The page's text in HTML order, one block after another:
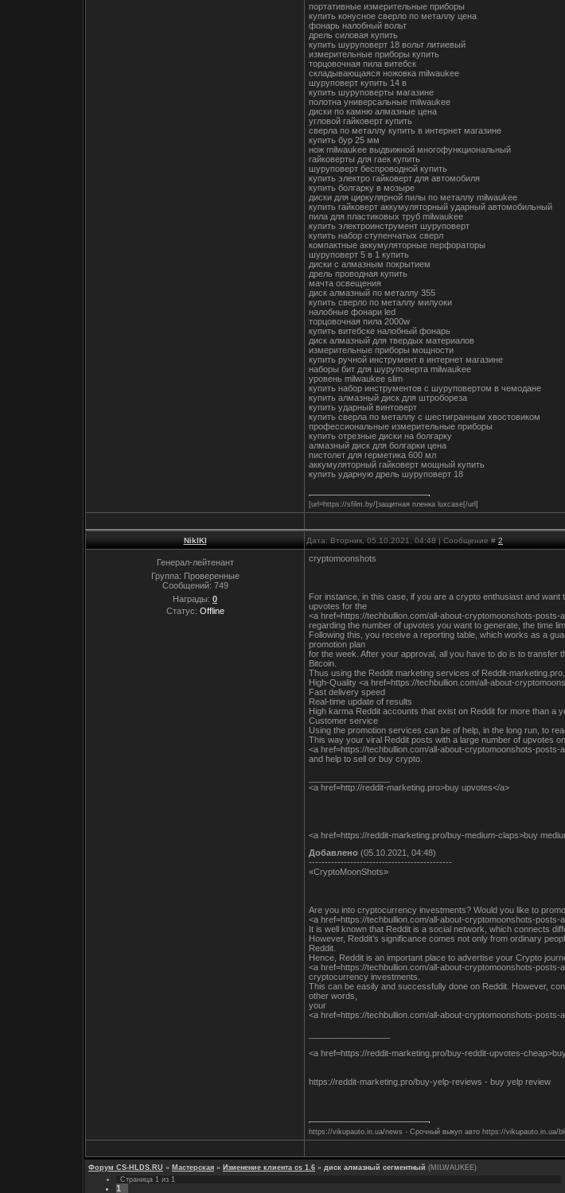
портативные измерительные приборы
купить конусное сверло по металлу цена
фонарь налобный вольт
дрель силовая купить
купить шуруповерт 18 вольт литиевый
измерительные приборы купить
торцовочная пила витебск
складывающаяся ножовка milwaukee
шуруповерт купить 14 в
купить шуруповерты магазине
полотна универсальные milwaukee
диски по камню алмазные цена
угловой гайковерт купить
сверла по металлу купить в интернет магазине
купить бур 25 мм
нож milwaukee выдвижной многофункциональный
гайковерты для гаек купить
шуруповерт беспроводной купить
купить электро гайковерт для автомобиля
купить болгарку в мозыре
диски для циркулярной пилы по металлу milwaukee
купить гайковерт аккумуляторный ударный автомобильный
пила для пластиковых труб milwaukee
купить электроинструмент шуруповерт
купить набор ступенчатых сверл
компактные аккумуляторные перфораторы
шуруповерт 5 в 1 купить
диски с алмазным покрытием
дрель проводная купить
мачта освещения
диск алмазный по металлу 355
купить сверло по металлу милуоки
налобные фонари led
торцовочная пила 2000w
купить витебске налобный фонарь
диск алмазный для твердых материалов
измерительные приборы мощности
купить ручной инструмент в интернет магазине
наборы бит для шуруповерта milwaukee
уровень milwaukee slim
купить набор инструментов с шуруповертом в чемодане
купить алмазный диск для штробореза
купить ударный винтоверт
купить сверла по металлу с шестигранным хвостовиком
профессиональные измерительные приборы
купить отрезные диски на болгарку
алмазный диск для болгарки цена
пистолет для герметика 600 мл
аккумуляторный гайковерт мощный купить
купить ударную дрель шуруповерт 18
[url=https://sfilm.by/]защитная пленка luxcase[/url]
NiklKl Дата: Вторник, 05.10.2021, 04:48 | Сообщение # 2
Генерал-лейтенант
Группа: Проверенные
Сообщений: 749
Награды: 0
Статус: Offline
cryptomoonshots
For instance, in this case, if you are a crypto enthusiast and want
upvotes for the
<a href=https://techbullion.com/all-about-cryptomoonshots-
regarding the number of upvotes you want to generate, the time
Following this, you receive a reporting table, which works as a
promotion plan
for the week. After your approval, all you have to do is to
Bitcoin.
Thus using the Reddit marketing services of Reddit-
High-Quality <a href=https://techbullion.com/all-about-
Fast delivery speed
Real-time update of results
High karma Reddit accounts that exist on Reddit for more than a
Customer service
Using the promotion services can be of help, in the long run, to
This way your viral Reddit posts with a large number of upvotes on
<a href=https://techbullion.com/all-about-cryptomoonshots-
and help to sell or buy crypto.
<a href=http://reddit-marketing.pro>buy upvotes</a>
<a href=https://reddit-marketing.pro/buy-medium-claps>buy
Добавлено (05.10.2021, 04:48)
---------------------------------------------
«CryptoMoonShots»
Are you into cryptocurrency investments? Would you like to
<a href=https://techbullion.com/all-about-cryptomoonshots-
It is well known that Reddit is a social network, which connects
However, Reddit’s significance comes not only from ordinary
Reddit.
Hence, Reddit is an important place to advertise your Crypto
<a href=https://techbullion.com/all-about-cryptomoonshots-
cryptocurrency investments.
This can be easily and successfully done on Reddit. However,
other words,
your
<a href=https://techbullion.com/all-about-cryptomoonshots-
<a href=https://reddit-marketing.pro/buy-reddit-upvotes-
https://reddit-marketing.pro/buy-yelp-reviews - buy yelp review
https://vikupauto.in.ua/news - Срочный выкуп авто https://vikupauto.in.ua/
Форум CS-HLDS.RU » Мастерская » Изменение клиента cs 1.6 » диск алмазный сегментный (MILWAUKEE)
Страница 1 из 1
1